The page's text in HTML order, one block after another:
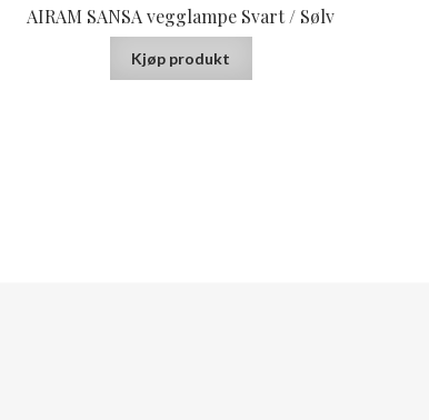
AIRAM SANSA vegglampe Svart / Sølv
Kjøp produkt